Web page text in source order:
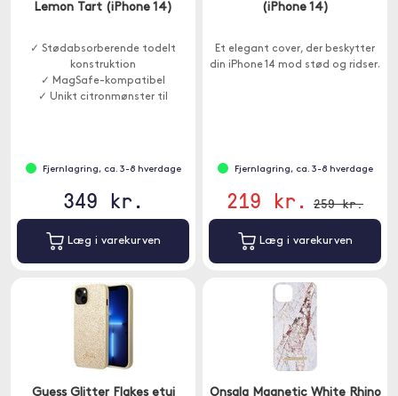
Lemon Tart (iPhone 14)
✓ Stødabsorberende todelt
konstruktion
✓ MagSafe-kompatibel
✓ Unikt citronmønster til
Fjernlagring, ca. 3-8 hverdage
349 kr.
Læg i varekurven
(iPhone 14)
Et elegant cover, der beskytter
din iPhone 14 mod stød og ridser.
Fjernlagring, ca. 3-8 hverdage
219 kr. 259 kr.
Læg i varekurven
Guess Glitter Flakes etui
Onsala Magnetic White Rhino